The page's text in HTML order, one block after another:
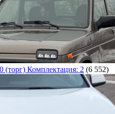
(торг) Комплектация: 2 (6 552)